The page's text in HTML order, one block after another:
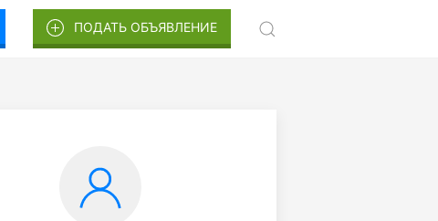
ПОДАТЬ ОБЪЯВЛЕНИЕ